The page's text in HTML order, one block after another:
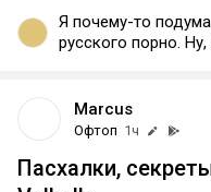
Я почему-то
русского порно.
Marcus
Офтоп 1ч
Пасхалки,